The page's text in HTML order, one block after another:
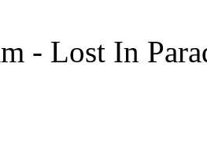
- Lost In